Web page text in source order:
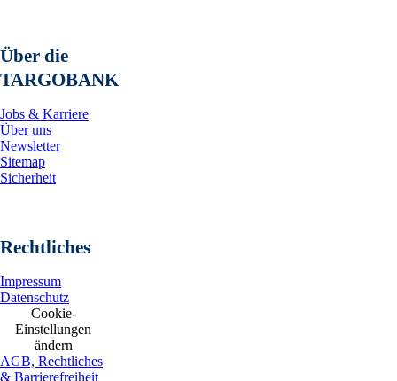
Über die
TARGOBANK
Jobs & Karriere
Über uns
Newsletter
Sitemap
Sicherheit
Rechtliches
Impressum
Datenschutz
Cookie-
Einstellungen
ändern
AGB, Rechtliches
& Barrierefreiheit